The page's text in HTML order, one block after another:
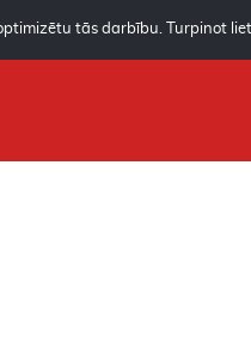
tās darbību. Turpinot